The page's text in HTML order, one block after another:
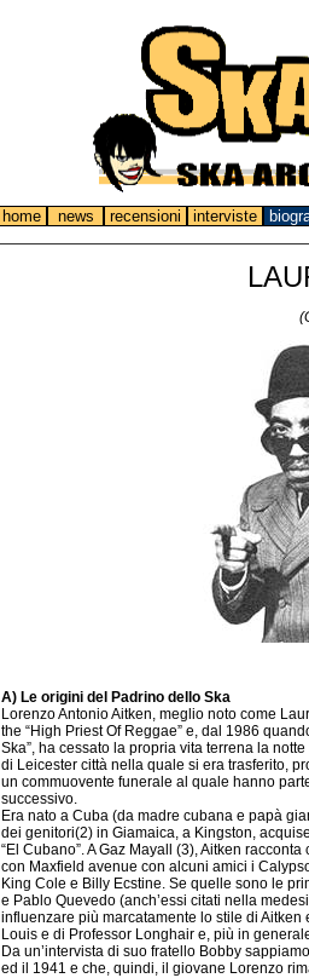
home news recensioni interviste
A) Le origini del Padrino dello Ska
Lorenzo Antonio Aitken, meglio noto come
the “High Priest Of Reggae” e, dal 1986
Ska”, ha cessato la propria vita terrena la
di Leicester città nella quale si era trasferito,
un commuovente funerale al quale hanno
successivo.
Era nato a Cuba (da madre cubana e papà
dei genitori(2) in Giamaica, a Kingston,
“El Cubano”. A Gaz Mayall (3), Aitken
con Maxfield avenue con alcuni amici i
King Cole e Billy Ecstine. Se quelle sono le
e Pablo Quevedo (anch’essi citati nella
influenzare più marcatamente lo stile di
Louis e di Professor Longhair e, più in
Da un’intervista di suo fratello Bobby
ed il 1941 e che, quindi, il giovane Lorenzo